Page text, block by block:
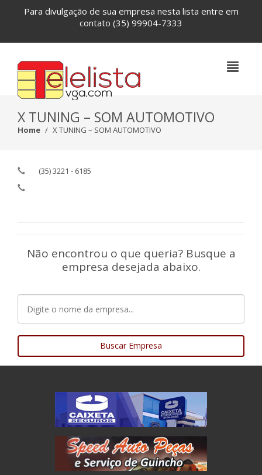
Para divulgação de sua empresa nesta lista entre em
contato (35) 99904-7333
X TUNING – SOM AUTOMOTIVO
Home X TUNING – SOM AUTOMOTIVO
(35) 3221 - 6185
Não encontrou o que queria? Busque a
empresa desejada abaixo.
Buscar Empresa